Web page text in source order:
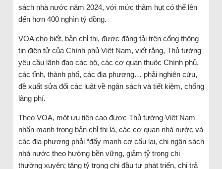
sách nhà nước năm 2024, với mức thâm hụt có thể lên
đến hơn 400 nghìn tỷ đồng.
VOA cho biết, bản chỉ thị, được đăng tải trên cổng thông
tin điện tử của Chính phủ Việt Nam, viết rằng, Thủ tướng
yêu cầu lãnh đạo các bộ, các cơ quan thuộc Chính phủ,
các tỉnh, thành phố, các địa phương… phải nghiên cứu,
đề xuất sửa đổi các luật về ngân sách và tiết kiệm, chống
lãng phí.
Theo VOA, một ưu tiên cao được Thủ tướng Việt Nam
nhấn mạnh trong bản chỉ thị là, các cơ quan nhà nước và
các địa phương phải “đẩy mạnh cơ cấu lại, chi ngân sách
nhà nước theo hướng bền vững, giảm tỷ trọng chi
thường xuyên; tăng tỷ trọng chi đầu tư phát triển, chi trả